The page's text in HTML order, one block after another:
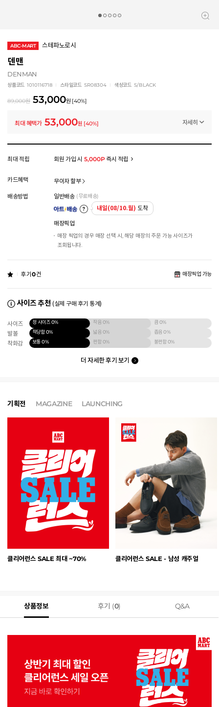
ABC-MART 스테파노로시
덴맨
DENMAN
상품코드 1010116718 스타일코드 SR08304 색상코드 S/BLACK
89,000원 53,000원 [40%]
최대 혜택가 53,000원 [40%] 자세히
모든 혜택이 적용된 금액으로, 실제 결제 금액과는 차이가 있을 수 있습니다.
최대 적립 회원 가입 시 5,000P즉시 적립
카드혜택 무이자 할부
배송방법 일반배송 (무료배송)
내일(08/10.월) 도착
매장픽업
매장 픽업의 경우 매장 선택 시, 해당 매장의 주문 가능 사이즈가
조회됩니다.
후기0건 매장픽업 가능
사이즈 추천 (실제 구매 후기 통계)
사이즈 정 사이즈0% 작음0% 큼0%
발볼 적당함0% 넓음0% 좁음0%
착화감 보통0% 편함0% 불편함0%
더 자세한 후기 보기
기획전 MAGAZINE LAUNCHING
클리어런스 SALE 최대 ~70% 클리어런스 SALE - 남성 캐주얼
상품정보 후기 (0) Q&A